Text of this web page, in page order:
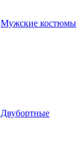
Мужские костюмы
Двубортные